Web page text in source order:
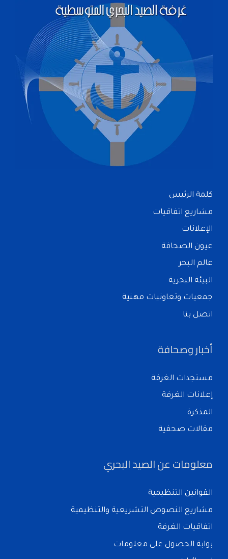
كلمة الرئيس
مشاريع اتفاقيات
الإعلانات
عيون الصحافة
عالم البحر
البيئة البحرية
جمعيات وتعاونيات مهنية
اتصل بنا
أخبار وصحافة
مستجدات الغرفة
إعلانات الغرفة
المذكرة
مقالات صحفية
معلومات عن الصيد البحري
القوانين التنظيمية
مشاريع النصوص التشريعية والتنظيمية
اتفاقيات الغرفة
بوابة الحصول على معلومات